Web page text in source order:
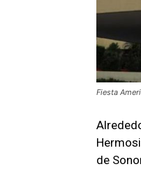
Fiesta
de